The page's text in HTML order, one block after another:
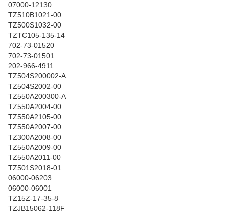
07000-12130
TZ510B1021-00
TZ500S1032-00
TZTC105-135-14
702-73-01520
702-73-01501
202-966-4911
TZ504S200002-A
TZ504S2002-00
TZ550A200300-A
TZ550A2004-00
TZ550A2105-00
TZ550A2007-00
TZ300A2008-00
TZ550A2009-00
TZ550A2011-00
TZ501S2018-01
06000-06203
06000-06001
TZ15Z-17-35-8
TZJB15062-118F